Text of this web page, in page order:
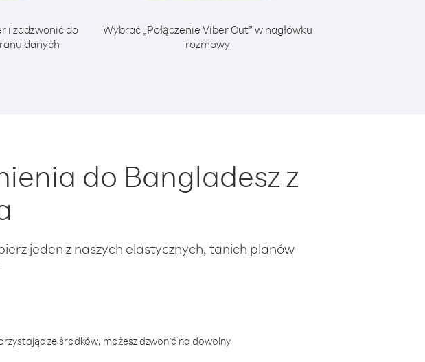
i zadzwonić do
danych
Wybrać „Połączenie Viber Out” w nagłówku
rozmowy
do Bangladesz z
jeden z naszych elastycznych, tanich planów
ze środków, możesz dzwonić na dowolny